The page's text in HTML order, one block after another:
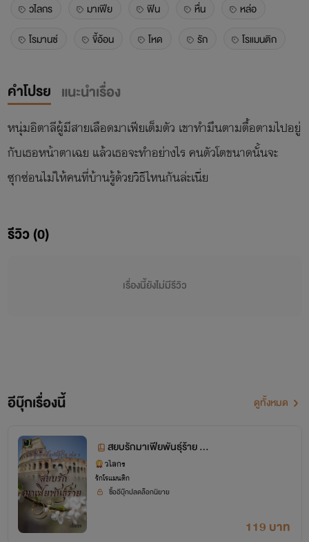
วไลกร มาเฟีย ฟิน หื่น
หล่อ
โรมานซ์
ขี้อ้อน โหด รัก โรแมนติก
คำโปรย แนะนำเรื่อง
หนุ่มอิตาลีผู้มีสายเลือดมาเฟียเต็มตัว เขาทำมึนตามตื้อตามไปอยู่
กับเธอหน้าตาเฉย แล้วเธอจะทำอย่างไร คนตัวโตขนาดนั้นจะ
ซุกซ่อนไม่ให้คนที่บ้านรู้ด้วยวิธีไหนกันล่ะเนี่ย
รีวิว (0)
เรื่องนี้ยังไม่มีรีวิว
อีบุ๊กเรื่องนี้ ดูทั้งหมด
สยบรักมาเฟียพันธุ์ร้าย ซี
รีส์ชุดมาเฟียพันธุ์ร้าย 1
วไลกร
รักโรแมนติก
ซื้ออีบุ๊กปลดล็อกนิยาย
119 บาท